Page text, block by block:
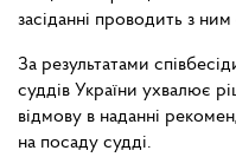
засіданні проводить з ним
За результатами
суддів України ухвалює
відмову в наданні
на посаду судді.